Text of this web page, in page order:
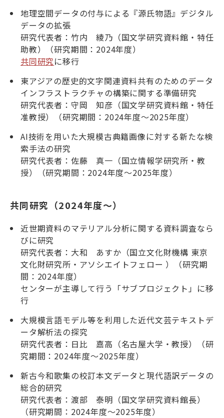
地理空間データの付与による『源氏物語』デジタル
データの拡張
研究代表者：竹内 綾乃（国文学研究資料館・特任
助教）（研究期間：2024年度）
共同研究に移行
東アジアの歴史的文字関連資料共有のためのデータ
インフラストラクチャの構築に関する準備研究
研究代表者：守岡 知彦（国文学研究資料館・特任
准教授）（研究期間：2024年度～2025年度）
AI技術を用いた大規模古典籍画像に対する新たな検
索手法の研究
研究代表者：佐藤 真一（国立情報学研究所・教
授）（研究期間：2024年度～2025年度）
共同研究（2024年度～）
近世期資料のマテリアル分析に関する資料調査なら
びに研究
研究代表者：大和 あすか（国立文化財機構 東京
文化財研究所・アソシエイトフェロー ）（研究期
間：2024年度）
センターが主導して行う「サブプロジェクト」に移
行
大規模言語モデル等を利用した近代文芸テキストデ
ータ解析法の探究
研究代表者：日比 嘉高（名古屋大学・教授）（研
究期間：2024年度～2025年度）
新古今和歌集の校訂本文データと現代語訳データの
総合的研究
研究代表者：渡部 泰明（国文学研究資料館長）
（研究期間：2024年度～2025年度）